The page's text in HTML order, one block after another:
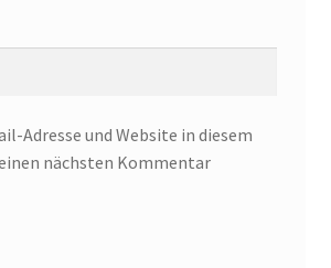
Adresse und Website in diesem
nächsten Kommentar